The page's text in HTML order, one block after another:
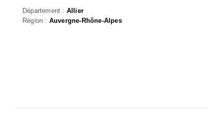
Département : Allier
Région : Auvergne-Rhône-Alpes